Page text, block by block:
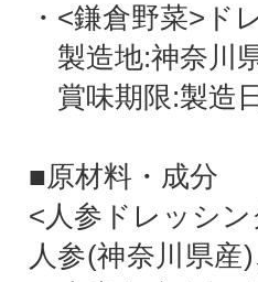
・<鎌倉野菜>ド
製造地:神奈川
賞味期限:製造
■原材料・成分
<人参ドレッシン
人参(神奈川県